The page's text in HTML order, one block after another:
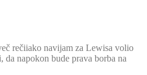
rečiiako navijam za Lewisa volio
da napokon bude prava borba na